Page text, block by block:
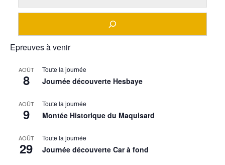
Epreuves à venir
AOÛT
8
Toute la journée
Journée découverte Hesbaye
AOÛT
9
Toute la journée
Montée Historique du Maquisard
AOÛT
29
Toute la journée
Journée découverte Car à fond